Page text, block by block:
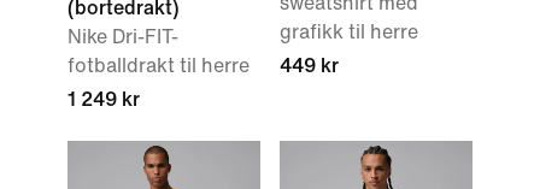
(bortedrakt)
Nike Dri-FIT-
fotballdrakt til herre
1 249 kr
grafikk til herre
449 kr